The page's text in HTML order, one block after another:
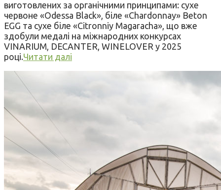
виготовлених за органічними принципами: сухе
червоне «Odessa Black», біле «Chardonnay» Beton
EGG та сухе біле «Citronniy Magaracha», що вже
здобули медалі на міжнародних конкурсах
VINARIUM, DECANTER, WINELOVER у 2025
році.Читати далі